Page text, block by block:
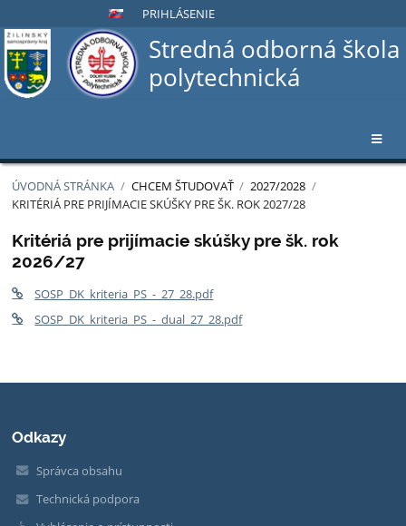
PRIHLÁSENIE
Stredná odborná škola
polytechnická
ÚVODNÁ STRÁNKA / CHCEM ŠTUDOVAŤ / 2027/2028 /
KRITÉRIÁ PRE PRIJÍMACIE SKÚŠKY PRE ŠK. ROK 2027/28
Kritériá
pre
prijímacie
skúšky
pre
rok
Kritériá pre prijímacie skúšky pre šk. rok
2026/27
SOSP_DK_kriteria_PS_-_27_28.pdf
SOSP_DK_kriteria_PS_-_dual_27_28.pdf
Odkazy
Správca obsahu
Technická podpora